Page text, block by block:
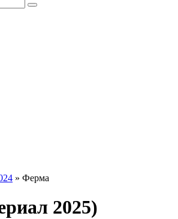
» Ферма
2025)